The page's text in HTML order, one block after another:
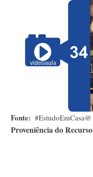
Fonte #EstudoEmCasa@
Proveniência do Recurso